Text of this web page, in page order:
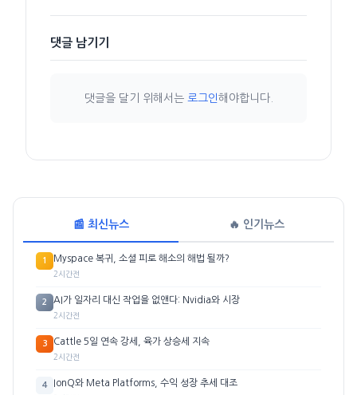
댓글 남기기
댓글을 달기 위해서는 로그인해야합니다.
📰 최신뉴스 🔥 인기뉴스
1 Myspace 복귀, 소셜 피로 해소의 해법 될까?
2시간전
2 AI가 일자리 대신 작업을 없앤다: Nvidia와 시장
2시간전
3 Cattle 5일 연속 강세, 육가 상승세 지속
2시간전
4 IonQ와 Meta Platforms, 수익 성장 추세 대조